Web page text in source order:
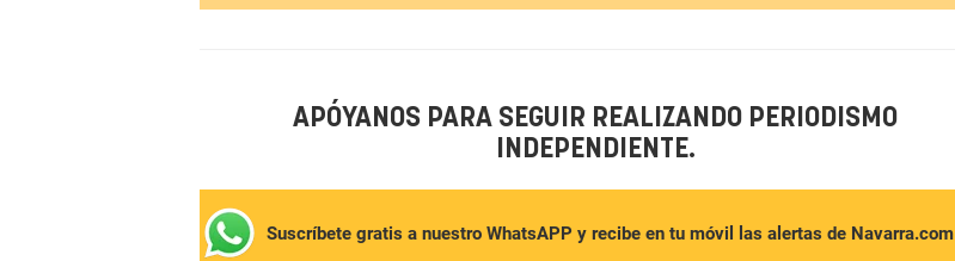
APÓYANOS PARA SEGUIR REALIZANDO PERIODISMO
INDEPENDIENTE.
Suscríbete gratis a nuestro WhatsAPP y recibe en tu móvil las alertas de Navarra.com